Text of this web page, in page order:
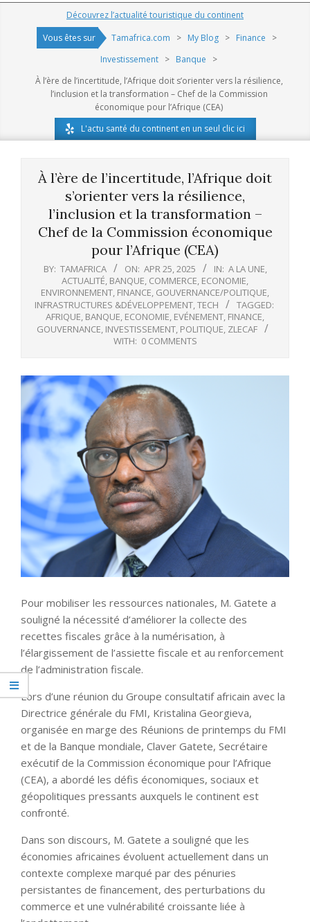
Navigation
Découvrez l’actualité touristique du continent
Vous êtes sur
Tamafrica.com > My Blog > Finance
>
Investissement > Banque
>
À l’ère de l’incertitude, l’Afrique doit s’orienter vers la résilience,
l’inclusion et la transformation – Chef de la Commission
économique pour l’Afrique (CEA)
L'actu santé du continent en un seul clic ici
À l’ère de l’incertitude, l’Afrique doit
s’orienter vers la résilience,
l’inclusion et la transformation –
Chef de la Commission économique
pour l’Afrique (CEA)
BY: TAMAFRICA ON: APR 25, 2025 IN: A LA UNE,
ACTUALITÉ, BANQUE, COMMERCE, ECONOMIE,
ENVIRONNEMENT, FINANCE, GOUVERNANCE/POLITIQUE,
INFRASTRUCTURES &DÉVELOPPEMENT,TECH
TAGGED:
AFRIQUE, BANQUE, ECONOMIE, EVÉNEMENT, FINANCE,
GOUVERNANCE, INVESTISSEMENT, POLITIQUE, ZLECAF
WITH: 0 COMMENTS
Pour mobiliser les ressources nationales, M. Gatete a
souligné la nécessité d’améliorer la collecte des
recettes fiscales grâce à la numérisation, à
l’élargissement de l’assiette fiscale et au renforcement
de l’administration fiscale.
Lors d’une réunion du Groupe consultatif africain avec la
Directrice générale du FMI, Kristalina Georgieva,
organisée en marge des Réunions de printemps du FMI
et de la Banque mondiale, Claver Gatete, Secrétaire
exécutif de la Commission économique pour l’Afrique
(CEA), a abordé les défis économiques, sociaux et
géopolitiques pressants auxquels le continent est
confronté.
Dans son discours, M. Gatete a souligné que les
économies africaines évoluent actuellement dans un
contexte complexe marqué par des pénuries
persistantes de financement, des perturbations du
commerce et une vulnérabilité croissante liée à